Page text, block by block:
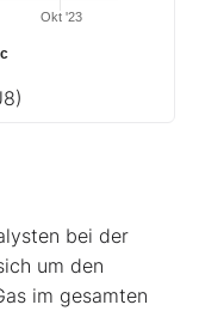
Okt '23
bei der
um den
im gesamten